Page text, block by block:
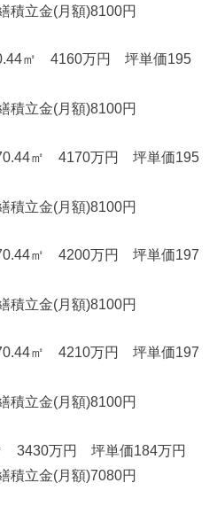
立金(月額)8100円
㎡ 4160万円 坪単価195
立金(月額)8100円
㎡ 4170万円 坪単価195
立金(月額)8100円
㎡ 4200万円 坪単価197
立金(月額)8100円
㎡ 4210万円 坪単価197
立金(月額)8100円
万円 坪単価184万円
立金(月額)7080円